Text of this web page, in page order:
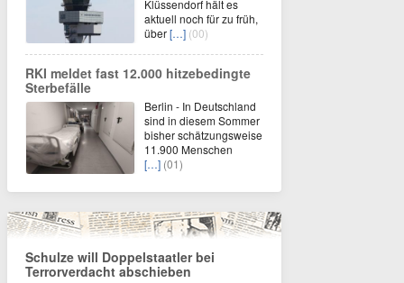
Klüssendorf hält es
aktuell noch für zu früh,
über[…] (00)
RKI meldet fast 12.000 hitzebedingte
Sterbefälle
Berlin - In Deutschland
sind in diesem Sommer
bisher schätzungsweise
11.900 Menschen
[…] (01)
Schulze will Doppelstaatler bei
Terrorverdacht abschieben